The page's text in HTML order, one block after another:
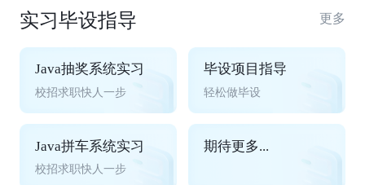
实习毕设指导 更多
Java抽奖系统实习
校招求职快人一步
毕设项目指导
轻松做毕设
Java拼车系统实习
校招求职快人一步
期待更多...